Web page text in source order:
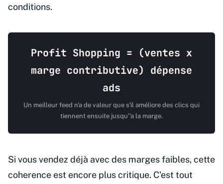
conditions.
Profit Shopping = (ventes x
marge contributive) dépense
ads
Un meilleur feed n'a de valeur que s'il améliore des clics qui
tiennent ensuite jusqu''a la marge.
Si vous vendez déjà avec des marges faibles, cette
coherence est encore plus critique. C'est tout